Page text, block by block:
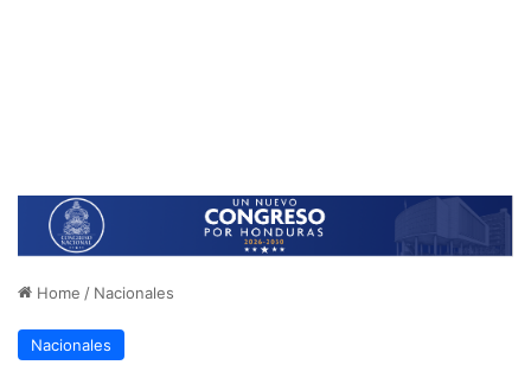
Home / Nacionales
Nacionales